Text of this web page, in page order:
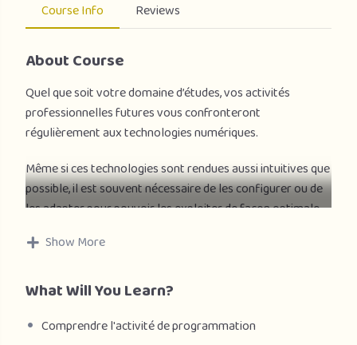
Course Info Reviews
About Course
Quel que soit votre domaine d’études, vos activités
professionnelles futures vous confronteront
régulièrement aux technologies numériques.
Même si ces technologies sont rendues aussi intuitives que
possible, il est souvent nécessaire de les configurer ou de
les adapter pour pouvoir les exploiter de façon optimale.
Des compétences de base de la pensée informatique et de
étapes de façon appropriée.
L’initiation à la programmation permet concrètement de
Show More
What Will You Learn?
Comprendre l'activité de programmation